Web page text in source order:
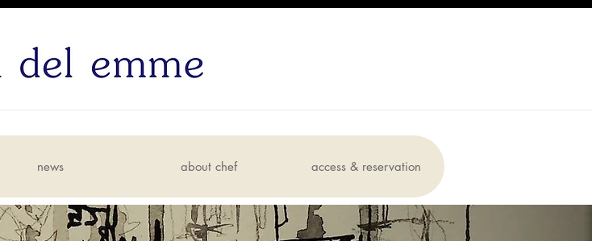
news about chef access & reservation